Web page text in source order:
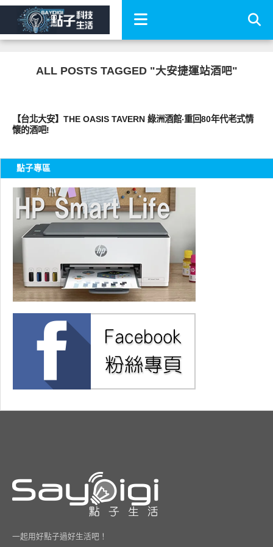
ALL POSTS TAGGED "大安捷運站酒吧"
【台北大安】THE OASIS TAVERN 綠洲酒館‧重回80年代老式情
懷的酒吧!
點子專區
一起用好點子過好生活吧！